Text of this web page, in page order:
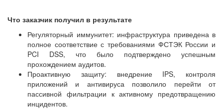
Что заказчик получил в результате
Регуляторный иммунитет: инфраструктура приведена в
полное соответствие с требованиями ФСТЭК России и
PCI DSS, что было подтверждено успешным
прохождением аудитов.
Проактивную защиту: внедрение IPS, контроля
приложений и антивируса позволило перейти от
пассивной фильтрации к активному предотвращению
инцидентов.